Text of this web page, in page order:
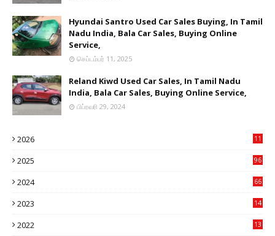
Hyundai Santro Used Car Sales Buying, In Tamil
Nadu India, Bala Car Sales, Buying Online
Service,
செப்டம்பர் 11, 2025
Reland Kiwd Used Car Sales, In Tamil Nadu
India, Bala Car Sales, Buying Online Service,
பிப்ரவரி 29, 2024
2026
11
2025
96
2024
66
2023
14
2022
13